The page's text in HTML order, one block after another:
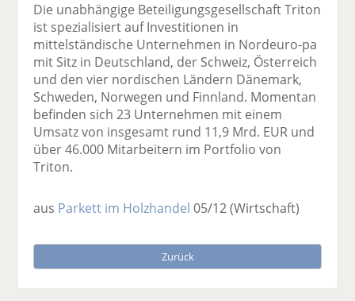
Die unabhängige Beteiligungsgesellschaft Triton
ist spezialisiert auf Investitionen in
mittelständische Unternehmen in Nordeuro-pa
mit Sitz in Deutschland, der Schweiz, Österreich
und den vier nordischen Ländern Dänemark,
Schweden, Norwegen und Finnland. Momentan
befinden sich 23 Unternehmen mit einem
Umsatz von insgesamt rund 11,9 Mrd. EUR und
über 46.000 Mitarbeitern im Portfolio von
Triton.
aus Parkett im Holzhandel 05/12(Wirtschaft)
Zurück